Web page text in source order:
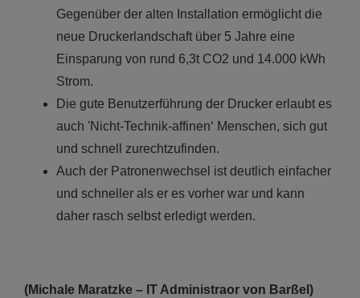
Gegenüber der alten Installation ermöglicht die
neue Druckerlandschaft über 5 Jahre eine
Einsparung von rund 6,3t CO2 und 14.000 kWh
Strom.
Die gute Benutzerführung der Drucker erlaubt es
auch 'Nicht-Technik-affinen‘ Menschen, sich gut
und schnell zurechtzufinden.
Auch der Patronenwechsel ist deutlich einfacher
und schneller als er es vorher war und kann
daher rasch selbst erledigt werden.
(Michale Maratzke – IT Administraor von Barßel)